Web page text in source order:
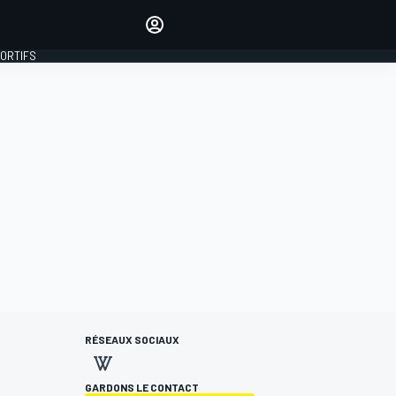
RÉSEAUX SOCIAUX
GARDONS LE CONTACT